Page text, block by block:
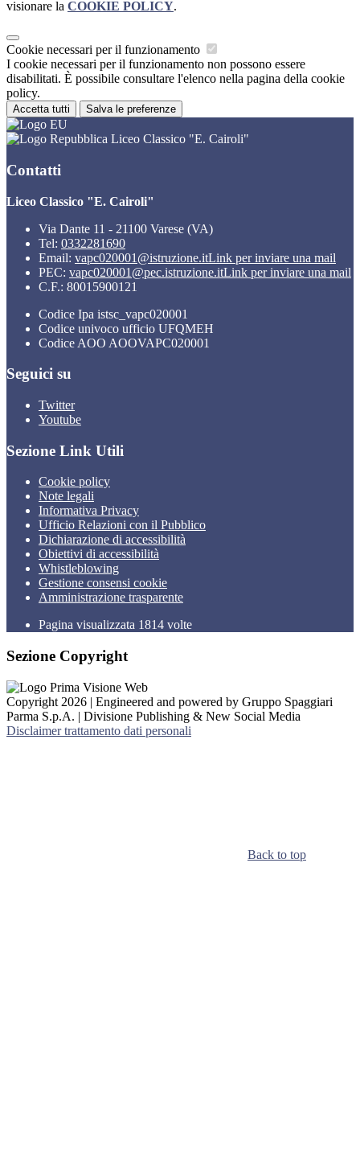
visionare la COOKIE POLICY.
Cookie necessari per il funzionamento
I cookie necessari per il funzionamento non possono essere
disabilitati. È possibile consultare l'elenco nella pagina della cookie
policy.
Accetta tutti Salva le preferenze
Liceo Classico "E. Cairoli"
Contatti
Liceo Classico "E. Cairoli"
Via Dante 11 - 21100 Varese (VA)
Tel: 0332281690
Email: vapc020001@istruzione.itLink per inviare una mail
PEC: vapc020001@pec.istruzione.itLink per inviare una mail
C.F.: 80015900121
Codice Ipa istsc_vapc020001
Codice univoco ufficio UFQMEH
Codice AOO AOOVAPC020001
Seguici su
Twitter
Youtube
Sezione Link Utili
Cookie policy
Note legali
Informativa Privacy
Ufficio Relazioni con il Pubblico
Dichiarazione di accessibilità
Obiettivi di accessibilità
Whistleblowing
Gestione consensi cookie
Amministrazione trasparente
Pagina visualizzata 1814 volte
Sezione Copyright
Copyright 2026 | Engineered and powered by Gruppo Spaggiari
Parma S.p.A. | Divisione Publishing & New Social Media
Disclaimer trattamento dati personali
Back to top